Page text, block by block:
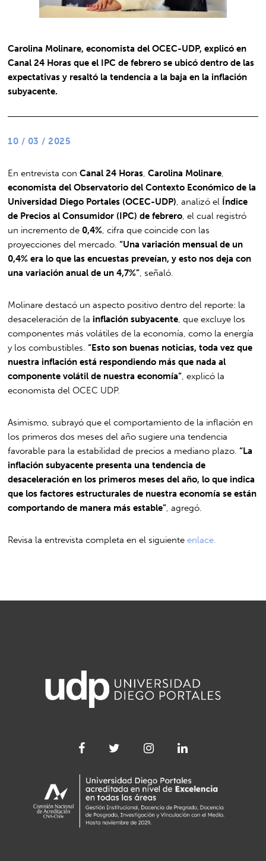
Carolina Molinare, economista del OCEC-UDP, explicó en
Canal 24 Horas que el IPC de febrero se ubicó dentro de las
expectativas y resaltó la tendencia a la baja en la inflación
subyacente.
10 / 03 / 2025
En entrevista conCanal 24 Horas ,Carolina Molinare
economista del Observatorio del Contexto Económico de la
Universidad Diego Portales (OCEC-UDP) , analizó el Índice
de Precios al Consumidor (IPC) de febrero , el cual registró
un incremento de0,4% , cifra que coincide con las
proyecciones del mercado.“Una variación mensual de un
0,4% era lo que las encuestas preveían, y esto nos deja con
una variación anual de un 4,7%” , señaló.
Molinare destacó un aspecto positivo dentro del reporte: la
desaceleración de la inflación subyacente , que excluye los
componentes más volátiles de la economía, como la energía
y los combustibles.“Esto son buenas noticias, toda vez que
nuestra inflación está respondiendo más que nada al
componente volátil de nuestra economía” , explicó la
economista del OCEC UDP.
Asimismo, subrayó que el comportamiento de la inflación en
los primeros dos meses del año sugiere una tendencia
favorable para la estabilidad de precios a mediano plazo.“La
inflación subyacente presenta una tendencia de
desaceleración en los primeros meses del año, lo que indica
que los factores estructurales de nuestra economía se están
comportando de manera más estable” , agregó.
Revisa la entrevista completa en el siguienteenlace.